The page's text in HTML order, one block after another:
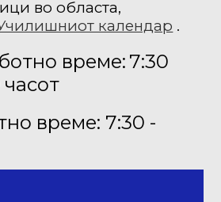
во областа,
календар .
време: 7:30
часот
време: 7:30 -